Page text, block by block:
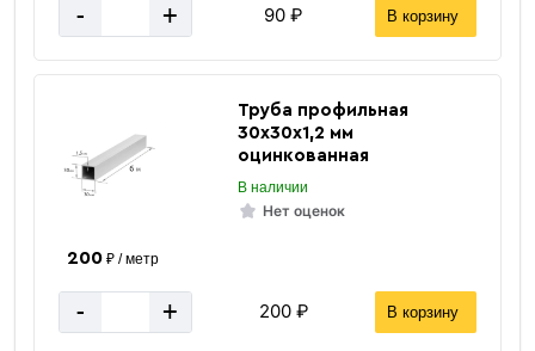
- + 90 ₽ В корзину
Труба профильная
30х30х1,2 мм
оцинкованная
В наличии
Нет оценок
200₽ / метр
- + 200 ₽ В корзину